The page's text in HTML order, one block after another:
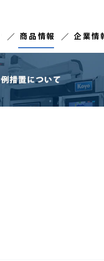
商品情報 企業情